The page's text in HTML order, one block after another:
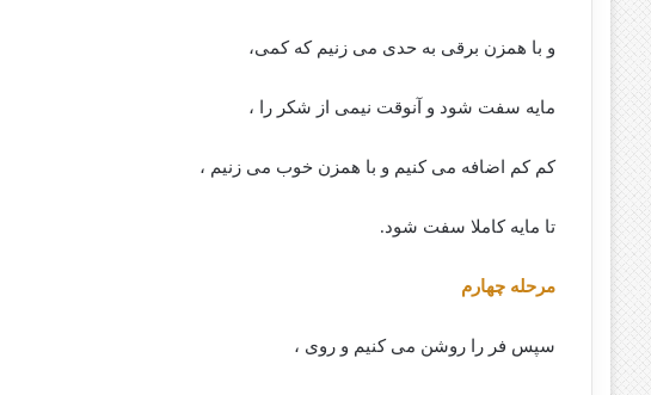
و با همزن برقی به حدی می زنیم که کمی،
مایه سفت شود و آنوقت نیمی از شکر را ،
کم کم اضافه می کنیم و با همزن خوب می زنیم ،
تا مایه کاملا سفت شود.
مرحله چهارم
سپس فر را روشن می کنیم و روی ،